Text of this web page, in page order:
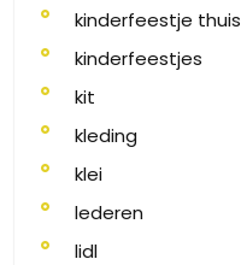
kinderfeestje thuis
kinderfeestjes
kit
kleding
klei
lederen
lidl